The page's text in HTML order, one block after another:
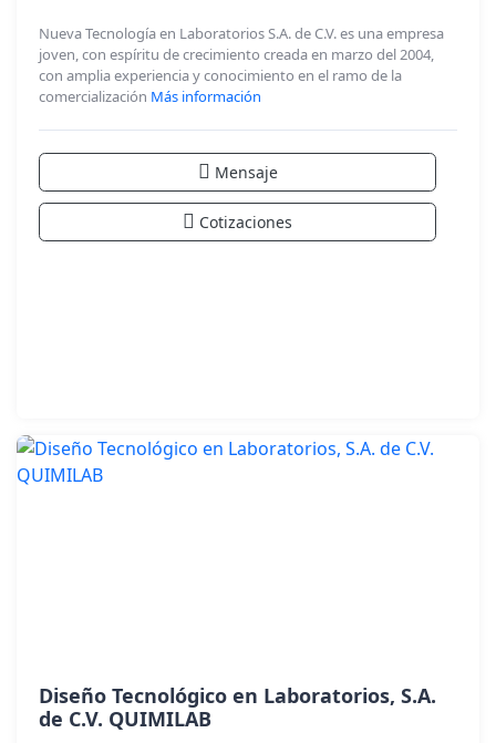
Nueva Tecnología en Laboratorios S.A. de C.V. es una empresa
joven, con espíritu de crecimiento creada en marzo del 2004,
con amplia experiencia y conocimiento en el ramo de la
comercialización Más información
Mensaje
Cotizaciones
Diseño Tecnológico en Laboratorios, S.A.
de C.V. QUIMILAB